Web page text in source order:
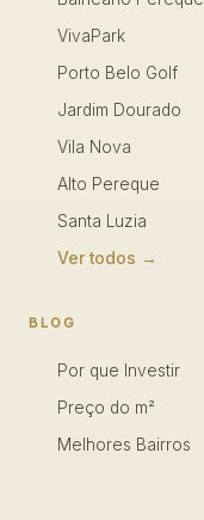
VivaPark
Porto Belo Golf
Jardim Dourado
Vila Nova
Alto Pereque
Santa Luzia
Ver todos →
BLOG
Por que Investir
Preço do m²
Melhores Bairros